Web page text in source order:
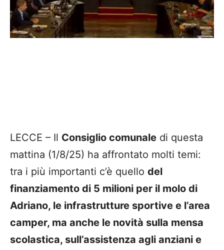
LECCE – Il Consiglio comunale di questa
mattina (1/8/25) ha affrontato molti temi:
tra i più importanti c’è quello del
finanziamento di 5 milioni per il molo di
Adriano, le infrastrutture sportive e l’area
camper, ma anche le novità sulla mensa
scolastica, sull’assistenza agli anziani e